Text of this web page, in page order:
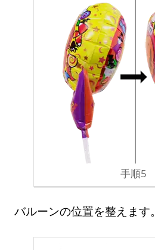
手順5
バルーンの位置を整えます。